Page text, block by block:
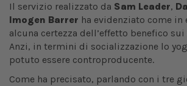
Il servizio realizzato da Sam Leader,
Imogen Barrer ha evidenziato come in
alcuna certezza dell’effetto benefico
Anzi, in termini di socializzazione lo
potuto essere controproducente.
Come ha precisato, parlando con i tre